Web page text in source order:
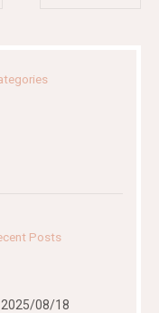
Posts
2025/08/18